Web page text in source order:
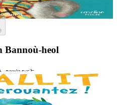
Bannoù-heol
!